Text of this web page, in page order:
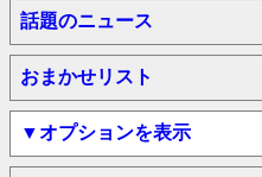
話題のニュース
おまかせリスト
▼オプションを表示